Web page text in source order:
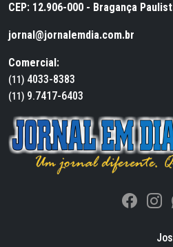
CEP: 12.906-000 - Bragança
jornal@jornalemdia.com.br
Comercial:
(11) 4033-8383
(11) 9.7417-6403